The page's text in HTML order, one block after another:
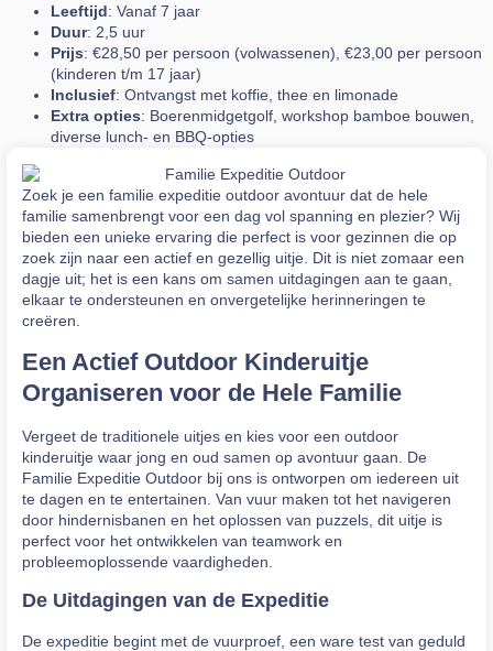
Zoek je een familie expeditie outdoor avontuur dat de hele
familie samenbrengt voor een dag vol spanning en plezier? Wij
bieden een unieke ervaring die perfect is voor gezinnen die op
zoek zijn naar een actief en gezellig uitje. Dit is niet zomaar een
dagje uit; het is een kans om samen uitdagingen aan te gaan,
elkaar te ondersteunen en onvergetelijke herinneringen te
creëren.
Een Actief Outdoor Kinderuitje
Organiseren voor de Hele Familie
Vergeet de traditionele uitjes en kies voor een outdoor
kinderuitje waar jong en oud samen op avontuur gaan. De
Familie Expeditie Outdoor bij ons is ontworpen om iedereen uit
te dagen en te entertainen. Van vuur maken tot het navigeren
door hindernisbanen en het oplossen van puzzels, dit uitje is
perfect voor het ontwikkelen van teamwork en
probleemoplossende vaardigheden.
De Uitdagingen van de Expeditie
De expeditie begint met de vuurproef, een ware test van geduld
Leeftijd: Vanaf 7 jaar
Duur: 2,5 uur
Prijs: €28,50 per persoon (volwassenen), €23,00 per persoon
(kinderen t/m 17 jaar)
Inclusief: Ontvangst met koffie, thee en limonade
Extra opties: Boerenmidgetgolf, workshop bamboe bouwen,
diverse lunch- en BBQ-opties